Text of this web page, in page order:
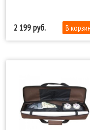
2 199